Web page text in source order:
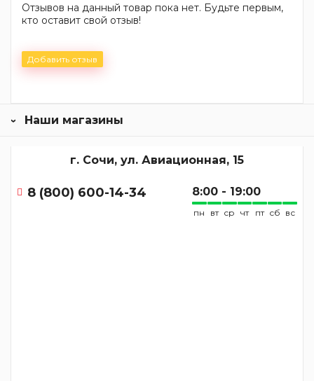
Отзывов на данный товар пока нет. Будьте первым,
кто оставит свой отзыв!
Добавить отзыв
Наши магазины
г. Сочи, ул. Авиационная, 15
8 (800) 600-14-34 8:00 - 19:00
пн вт ср чт пт сб вс